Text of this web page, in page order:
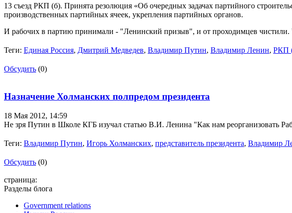
13 съезд РКП (б). Принята резолюция «Об очередных задачах партийного
производственных партийных ячеек, укрепления партийных органов.
И рабочих в партию принимали - "Ленинский призыв", и от проходимцев чистили.
Теги: Единая Россия, Дмитрий Медведев, Владимир Путин, Владимир Ленин, РКП
Обсудить (0)
Назначение Холманских полпредом президента
18 Мая 2012, 14:59
Не зря Путин в Школе КГБ изучал статью В.И. Ленина "Как нам реорганизовать
Теги: Владимир Путин, Игорь Холманских, представитель президента, Владимир
Обсудить (0)
страница:
Разделы блога
Government relations